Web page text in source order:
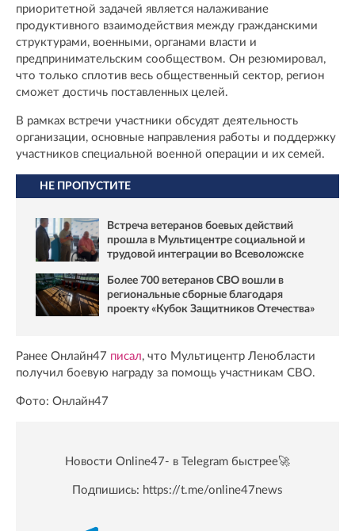
приоритетной задачей является налаживание
продуктивного взаимодействия между гражданскими
структурами, военными, органами власти и
предпринимательским сообществом. Он резюмировал,
что только сплотив весь общественный сектор, регион
сможет достичь поставленных целей.
В рамках встречи участники обсудят деятельность
организации, основные направления работы и поддержку
участников специальной военной операции и их семей.
НЕ ПРОПУСТИТЕ
Встреча ветеранов боевых действий
прошла в Мультицентре социальной и
трудовой интеграции во Всеволожске
Более 700 ветеранов СВО вошли в
региональные сборные благодаря
проекту «Кубок Защитников Отечества»
Ранее Онлайн47 писал, что Мультицентр Ленобласти
получил боевую награду за помощь участникам СВО.
Фото: Онлайн47
Новости Online47- в Telegram быстрее🚀
Подпишись: https://t.me/online47news